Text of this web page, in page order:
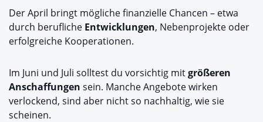
Der April bringt mögliche finanzielle Chancen – etwa
durch berufliche Entwicklungen, Nebenprojekte oder
erfolgreiche Kooperationen.
Im Juni und Juli solltest du vorsichtig mitgrößeren
Anschaffungen sein. Manche Angebote wirken
verlockend, sind aber nicht so nachhaltig, wie sie
scheinen.